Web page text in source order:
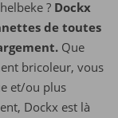
? Dockx
de toutes
Que
bricoleur, vous
et/ou plus
Dockx est là